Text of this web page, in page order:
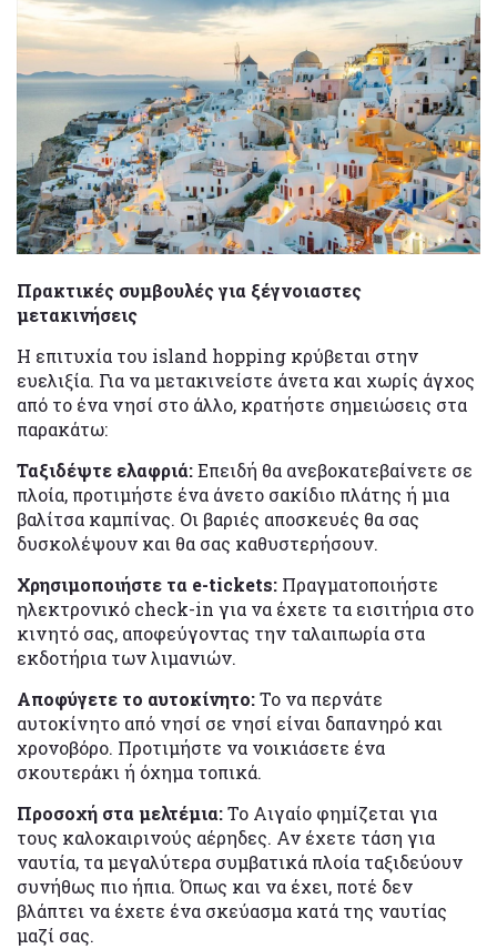
Πρακτικές συμβουλές για ξέγνοιαστες
μετακινήσεις
Η επιτυχία του island hopping κρύβεται στην
ευελιξία. Για να μετακινείστε άνετα και χωρίς άγχος
από το ένα νησί στο άλλο, κρατήστε σημειώσεις στα
παρακάτω:
Ταξιδέψτε ελαφριά:Επειδή θα ανεβοκατεβαίνετε σε
πλοία, προτιμήστε ένα άνετο σακίδιο πλάτης ή μια
βαλίτσα καμπίνας. Οι βαριές αποσκευές θα σας
δυσκολέψουν και θα σας καθυστερήσουν.
Χρησιμοποιήστε τα e-tickets: Πραγματοποιήστε
ηλεκτρονικό check-in για να έχετε τα εισιτήρια στο
κινητό σας, αποφεύγοντας την ταλαιπωρία στα
εκδοτήρια των λιμανιών.
Αποφύγετε το αυτοκίνητο:Το να περνάτε
αυτοκίνητο από νησί σε νησί είναι δαπανηρό και
χρονοβόρο. Προτιμήστε να νοικιάσετε ένα
σκουτεράκι ή όχημα τοπικά.
Προσοχή στα μελτέμια:Το Αιγαίο φημίζεται για
τους καλοκαιρινούς αέρηδες. Αν έχετε τάση για
ναυτία, τα μεγαλύτερα συμβατικά πλοία ταξιδεύουν
συνήθως πιο ήπια. Όπως και να έχει, ποτέ δεν
βλάπτει να έχετε ένα σκεύασμα κατά της ναυτίας
μαζί σας.